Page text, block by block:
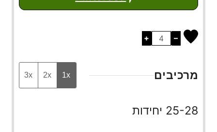
–
+
מרכיבים 1x
2x
3x
25-28 יחידות